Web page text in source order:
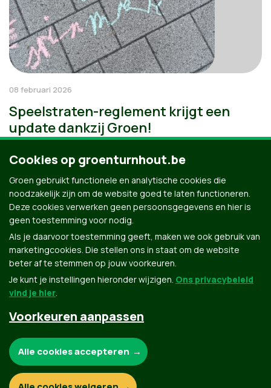
08 februari 2026
Speelstraten-reglement krijgt een
update dankzij Groen!
Groen.be
Contact Privacybeleid
Cookies op groenturnhout.be
Groen gebruikt functionele en analytische cookies die
noodzakelijk zijn om de website goed te laten functioneren.
Deze cookies verwerken geen persoonsgegevens en hier is
geen toestemming voor nodig.
Als je daarvoor toestemming geeft, maken we ook gebruik van
marketingcookies. Die stellen ons in staat om de website
beter af te stemmen op jouw voorkeuren.
Je kunt je instellingen hieronder wijzigen. Ons privacybeleid
vind je hier.
Voorkeuren aanpassen
Functionele en analytische cookies:
Alle cookies accepteren